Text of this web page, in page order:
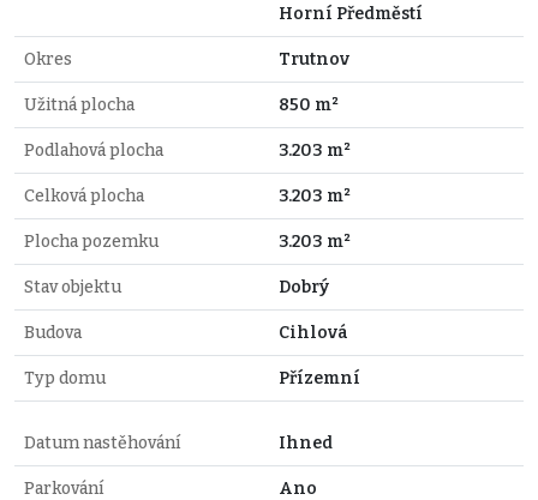
Horní Předměstí
Okres Trutnov
Užitná plocha 850 m²
Podlahová plocha 3.203 m²
Celková plocha 3.203 m²
Plocha pozemku 3.203 m²
Stav objektu Dobrý
Budova Cihlová
Typ domu Přízemní
Datum nastěhování Ihned
Parkování Ano